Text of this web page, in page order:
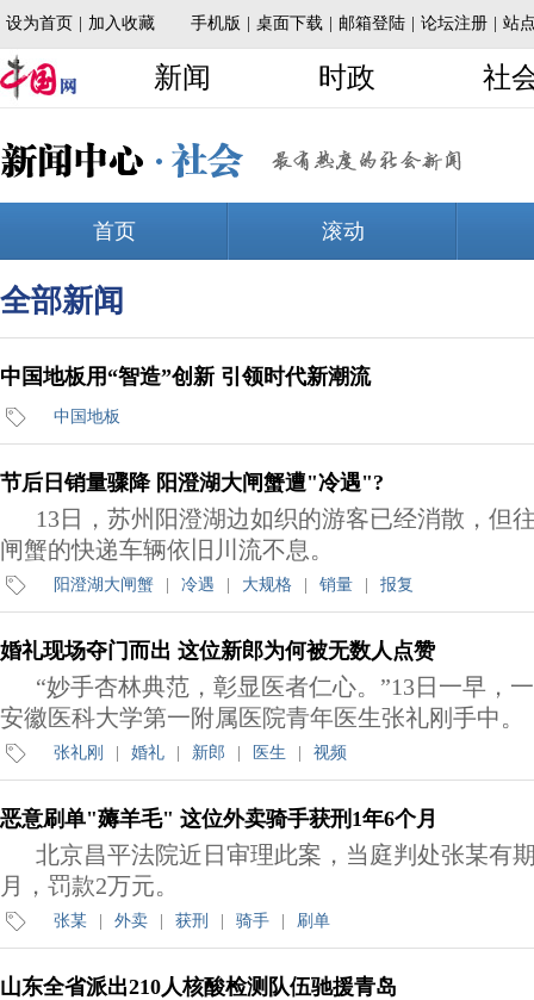
全部新闻
中国地板用“智造”创新 引领时代新潮流
中国地板
节后日销量骤降 阳澄湖大闸蟹遭"冷遇"?
13日，苏州阳澄湖边如织的游客已经消散，但
闸蟹的快递车辆依旧川流不息。
阳澄湖大闸蟹 冷遇 大规格 销量 报复
婚礼现场夺门而出 这位新郎为何被无数人点赞
“妙手杏林典范，彰显医者仁心。”13日一早，
安徽医科大学第一附属医院青年医生张礼刚手中。
张礼刚 婚礼 新郎 医生 视频
恶意刷单"薅羊毛" 这位外卖骑手获刑1年6个月
北京昌平法院近日审理此案，当庭判处张某有
月，罚款2万元。
张某 外卖 获刑 骑手 刷单
山东全省派出210人核酸检测队伍驰援青岛